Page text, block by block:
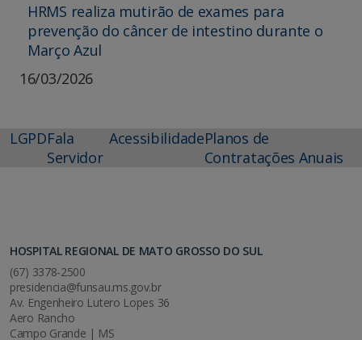
HRMS realiza mutirão de exames para
prevenção do câncer de intestino durante o
Março Azul
16/03/2026
LGPDFala
Servidor
AcessibilidadePlanos de
Contratações Anuais
HOSPITAL REGIONAL DE MATO GROSSO DO SUL
(67) 3378-2500
presidencia@funsau.ms.gov.br
Av. Engenheiro Lutero Lopes 36
Aero Rancho
Campo Grande | MS